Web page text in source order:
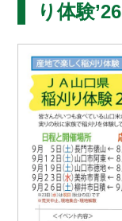
り体験’26